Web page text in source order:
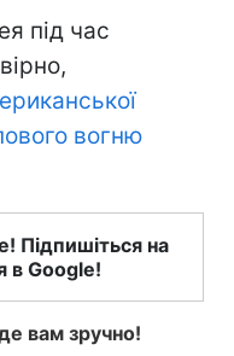
під час
вогню
Підпишіться на
в Google!
вам зручно!